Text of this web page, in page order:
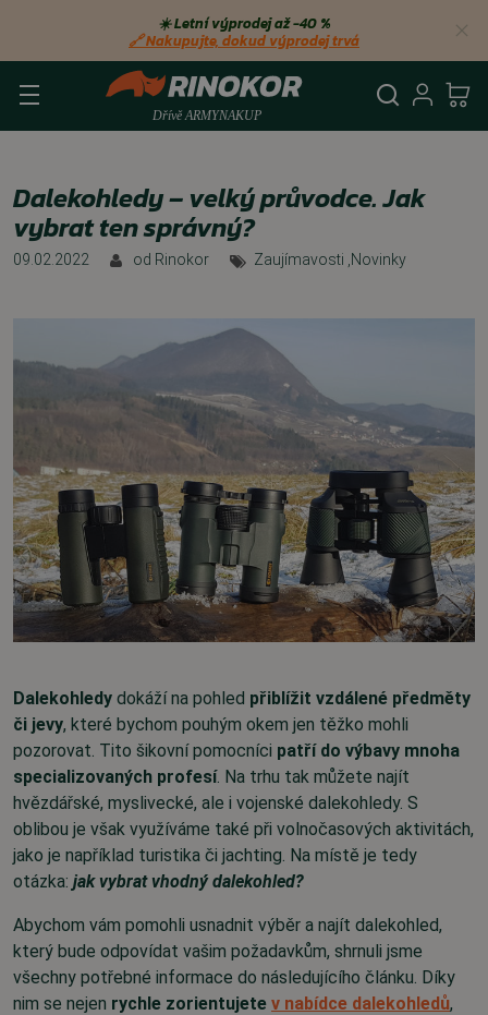
☀️ Letní výprodej až −40 %
🔗 Nakupujte, dokud výprodej trvá
Dalekohledy – velký průvodce. Jak
vybrat ten správný?
09.02.2022 od Rinokor Zaujímavosti Novinky
Dalekohledy dokáží na pohled přiblížit vzdálené předměty
či jevy, které bychom pouhým okem jen těžko mohli
pozorovat. Tito šikovní pomocníci patří do výbavy mnoha
specializovaných profesí. Na trhu tak můžete najít
hvězdářské, myslivecké, ale i vojenské dalekohledy. S
oblibou je však využíváme také při volnočasových aktivitách,
jako je například turistika či jachting. Na místě je tedy
otázka: jak vybrat vhodný dalekohled?
Abychom vám pomohli usnadnit výběr a najít dalekohled,
který bude odpovídat vašim požadavkům, shrnuli jsme
všechny potřebné informace do následujícího článku. Díky
nim se nejen rychle zorientujete v nabídce dalekohledů,